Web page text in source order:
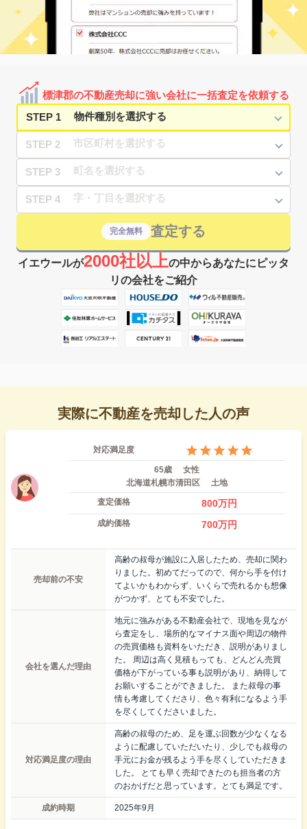
標津郡の不動産売却に強い会社に一括査定を依頼する
STEP 1
STEP 2
STEP 3
STEP 4
完全無料 査定する
イエウールが2000社以上の中からあなたにピッタ
リの会社をご紹介
実際に不動産を売却した人の声
対応満足度
65歳
女性
北海道札幌市清田区
土地
査定価格
800万円
成約価格 700万円
売却前の不安
高齢の叔母が施設に入居したため、売却に関わ
りました。初めてだってので、何から手を付け
てよいかもわからず、いくらで売れるかも想像
がつかず、とても不安でした。
会社を選んだ理由
地元に強みがある不動産会社で、現地を見なが
ら査定をし、場所的なマイナス面や周辺の物件
の売買価格も資料をいただき、説明がありまし
た。 周辺は高く見積もっても、どんどん売買
価格が下がっている事も説明があり、納得して
お願いすることができました。 また叔母の事
情も考慮してくださり、色々有利になるよう手
を尽くしてくださいました。
対応満足度の理由
高齢の叔母のため、足を運ぶ回数が少なくなる
ように配慮していただいたり、少しでも叔母の
手元にお金が残るよう手を尽くしていただきま
した。 とても早く売却できたのも担当者の方
のおかげだと思っています。とても満足です。
成約時期 2025年9月